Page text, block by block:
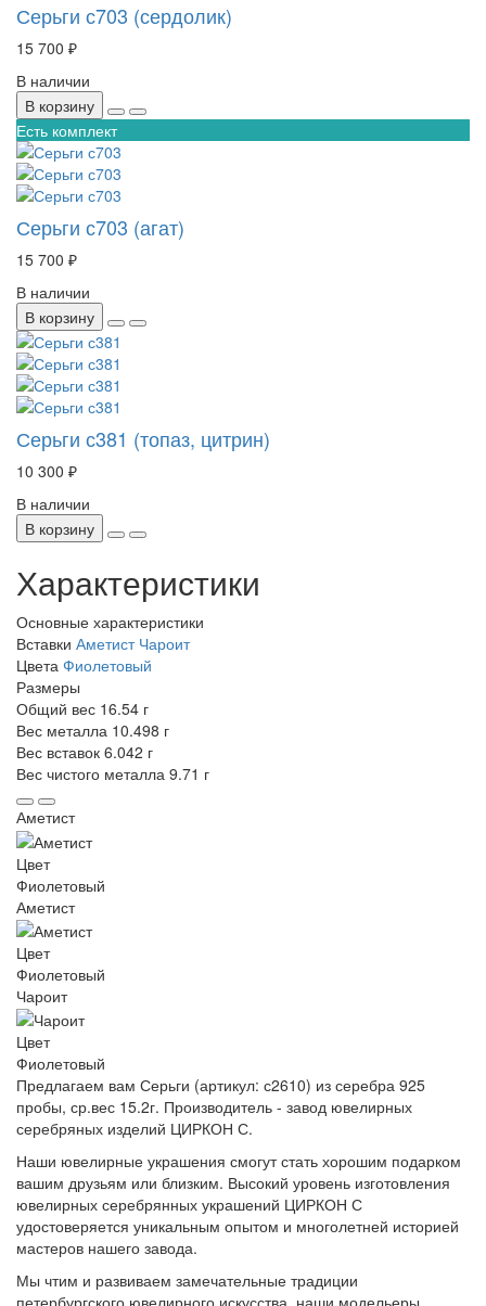
Серьги с703 (сердолик)
15 700 ₽
В наличии
В корзину
Есть комплект
Серьги с703 (агат)
15 700 ₽
В наличии
В корзину
Серьги с381 (топаз, цитрин)
10 300 ₽
В наличии
В корзину
Характеристики
Основные характеристики
Вставки Аметист Чароит
Цвета Фиолетовый
Размеры
Общий вес 16.54 г
Вес металла 10.498 г
Вес вставок 6.042 г
Вес чистого металла 9.71 г
Аметист
Цвет
Фиолетовый
Аметист
Цвет
Фиолетовый
Чароит
Цвет
Фиолетовый
Предлагаем вам Серьги (артикул: с2610) из серебра 925
пробы, ср.вес 15.2г. Производитель - завод ювелирных
серебряных изделий ЦИРКОН С.
Наши ювелирные украшения смогут стать хорошим подарком
вашим друзьям или близким. Высокий уровень изготовления
ювелирных серебрянных украшений ЦИРКОН С
удостоверяется уникальным опытом и многолетней историей
мастеров нашего завода.
Мы чтим и развиваем замечательные традиции